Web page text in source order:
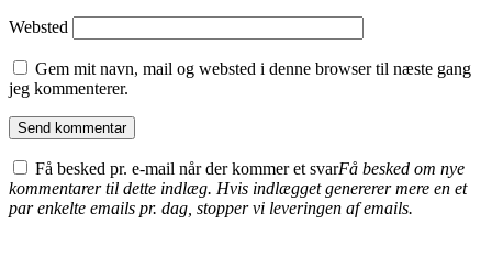
Websted
Gem mit navn, mail og websted i denne browser til næste gang
jeg kommenterer.
Få besked pr. e-mail når der kommer et svarFå besked om nye
kommentarer til dette indlæg. Hvis indlægget genererer mere en et
par enkelte emails pr. dag, stopper vi leveringen af emails.